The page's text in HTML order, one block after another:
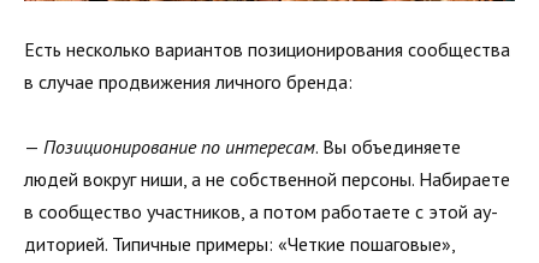
Есть несколько вариантов позиционирования сообщества
в случае продвижения личного бренда:
— Позиционирование по интересам. Вы объединяете
людей вокруг ниши, а не собственной персоны. Набираете
в сообщество участников, а потом работаете с этой ау­
диторией. Типичные примеры: «Четкие пошаговые»,